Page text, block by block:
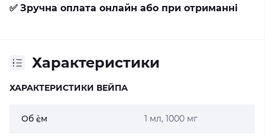
✅ Зручна оплата онлайн або при отриманні
Характеристики
ХАРАКТЕРИСТИКИ ВЕЙПА
Об `єм 1 мл, 1000 мг